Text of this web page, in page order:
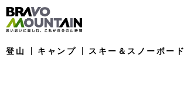
登山 キャンプ スキー＆スノーボード